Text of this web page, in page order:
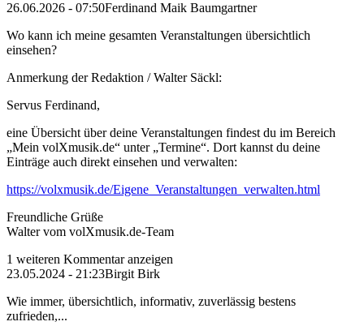
26.06.2026 - 07:50Ferdinand Maik Baumgartner
Wo kann ich meine gesamten Veranstaltungen übersichtlich
einsehen?
Anmerkung der Redaktion /Walter Säckl:
Servus Ferdinand,
eine Übersicht über deine Veranstaltungen findest du im Bereich
„Mein volXmusik.de“ unter „Termine“. Dort kannst du deine
Einträge auch direkt einsehen und verwalten:
https://volxmusik.de/Eigene_Veranstaltungen_verwalten.html
Freundliche Grüße
Walter vom volXmusik.de-Team
1 weiteren Kommentar anzeigen
23.05.2024 - 21:23Birgit Birk
Wie immer, übersichtlich, informativ, zuverlässig bestens
zufrieden,...